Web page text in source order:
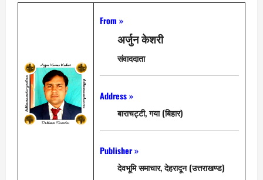
From »
अर्जुन केशरी
संवाददाता
Address »
बाराचट्टी, गया (बिहार)
Publisher »
देवभूमि समाचार, देहरादून (उत्तराखण्ड)